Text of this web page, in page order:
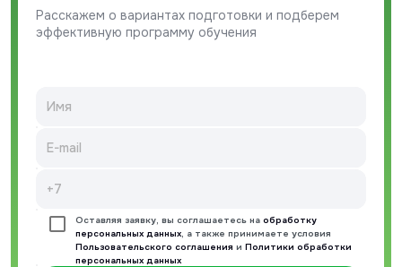
Расскажем о вариантах подготовки и подберем
эффективную программу обучения
Оставляя заявку, вы соглашаетесь на обработку
персональных данных, а также принимаете условия
Пользовательского соглашения и Политики обработки
персональных данных